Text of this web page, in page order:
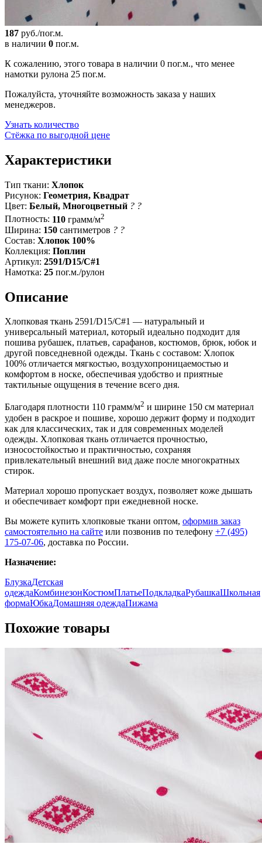
187 руб./пог.м.
в наличии 0 пог.м.
К сожалению, этого товара в наличии 0 пог.м., что менее
намотки рулона 25 пог.м.
Пожалуйста, уточняйте возможность заказа у наших
менеджеров.
Узнать количество
Стёжка по выгодной цене
Характеристики
Тип ткани: Хлопок
Рисунок: Геометрия, Квадрат
Цвет: Белый, Многоцветный ? ?
Плотность: 110 грамм/м2
Ширина: 150 сантиметров ? ?
Состав: Хлопок 100%
Коллекция: Поплин
Артикул: 2591/D15/C#1
Намотка: 25 пог.м./рулон
Описание
Хлопковая ткань 2591/D15/C#1 — натуральный и
универсальный материал, который идеально подходит для
пошива рубашек, платьев, сарафанов, костюмов, брюк, юбок и
другой повседневной одежды. Ткань с составом: Хлопок
100% отличается мягкостью, воздухопроницаемостью и
комфортом в носке, обеспечивая удобство и приятные
тактильные ощущения в течение всего дня.
Благодаря плотности 110 грамм/м2 и ширине 150 см материал
удобен в раскрое и пошиве, хорошо держит форму и подходит
как для классических, так и для современных моделей
одежды. Хлопковая ткань отличается прочностью,
износостойкостью и практичностью, сохраняя
привлекательный внешний вид даже после многократных
стирок.
Материал хорошо пропускает воздух, позволяет коже дышать
и обеспечивает комфорт при ежедневной носке.
Вы можете купить хлопковые ткани оптом, оформив заказ
самостоятельно на сайте или позвонив по телефону +7 (495)
175-07-06, доставка по России.
Назначение:
БлузкаДетская
одеждаКомбинезонКостюмПлатьеПодкладкаРубашкаШкольная
формаЮбкаДомашняя одеждаПижама
Похожие товары